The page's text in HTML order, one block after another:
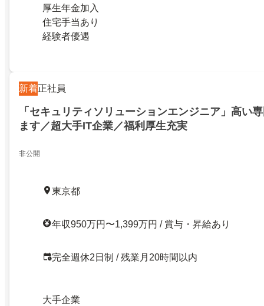
厚生年金加入
住宅手当あり
経験者優遇
新着正社員
「セキュリティソリューションエンジニア」高い
ます／超大手IT企業／福利厚生充実
非公開
東京都
年収950万円〜1,399万円 / 賞与・昇給あり
完全週休2日制 / 残業月20時間以内
大手企業